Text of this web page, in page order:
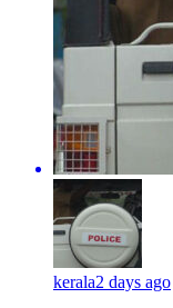
kerala2 days ago